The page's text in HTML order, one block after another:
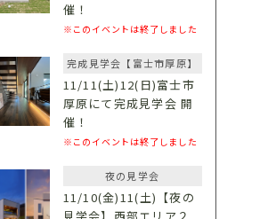
催！
※このイベントは終了しました
完成見学会【富士市厚原】
11/11(土)12(日)富士市
厚原にて完成見学会 開
催！
※このイベントは終了しました
夜の見学会
11/10(金)11(土)【夜の